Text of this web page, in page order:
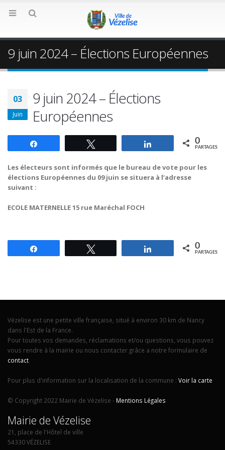
9 juin 2024 – Élections Européennes
03
Juin
9 juin 2024 – Élections
Européennes
Partagez 0
PARTAGES
Les électeurs sont informés que le bureau de vote pour les
élections Européennes du 09 juin se situera à l’adresse
suivant :
ECOLE MATERNELLE 15 rue Maréchal FOCH
Partagez 0
PARTAGES
Vézelise est une petite ville française, situé à environ 30 km de Nancy
dans l'Est de la France.
Pour toutes vos demandes, réclamations et/ou questions, vous pouvez
vous rendre à la mairie ou nous contacter grâce a notre formulaire de
contact.
Pour plus d'information sur la localisation de la commune : Voir la carte
© Copyright 2022 Mairie de Vézelise - Mentions Légales
Mairie de Vézelise
21, place de l'Hôtel de ville
54330 VÉZELISE